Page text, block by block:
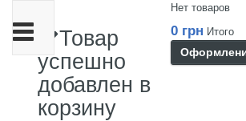
Нет товаров
0 грн Итого
Товар
успешно
добавлен в
корзину
Переключить
навигации